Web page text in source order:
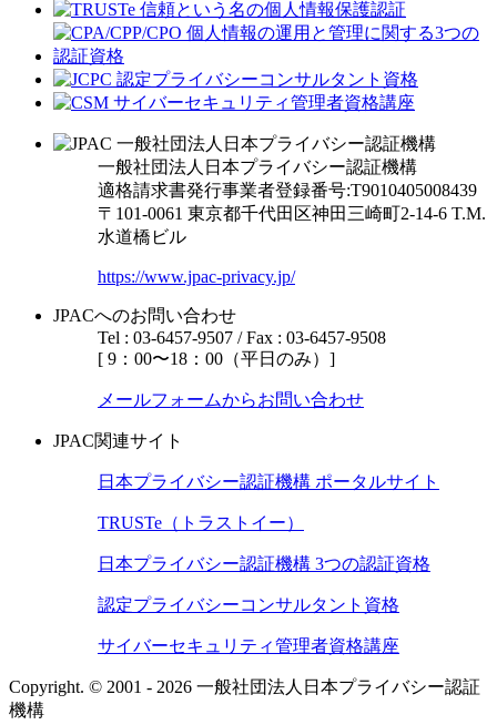
一般社団法人日本プライバシー認証機構
適格請求書発行事業者登録番号:T9010405008439
〒101-0061 東京都千代田区神田三崎町2-14-6 T.M.
水道橋ビル
https://www.jpac-privacy.jp/
JPACへのお問い合わせ
Tel : 03-6457-9507 / Fax : 03-6457-9508
[ 9：00〜18：00（平日のみ）]
メールフォームからお問い合わせ
JPAC関連サイト
日本プライバシー認証機構 ポータルサイト
TRUSTe（トラストイー）
日本プライバシー認証機構 3つの認証資格
認定プライバシーコンサルタント資格
サイバーセキュリティ管理者資格講座
Copyright. © 2001 - 2026 一般社団法人日本プライバシー認証
機構